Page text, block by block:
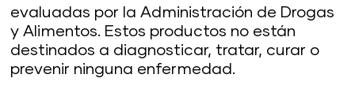
evaluadas por la Administración de Drogas
y Alimentos. Estos productos no están
destinados a diagnosticar, tratar, curar o
prevenir ninguna enfermedad.